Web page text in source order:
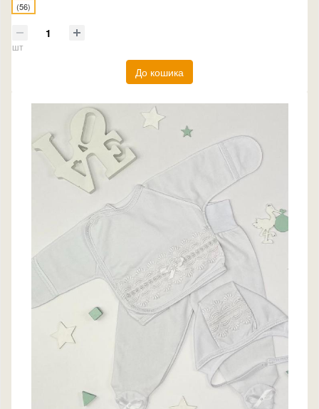
(56)
шт
До кошика